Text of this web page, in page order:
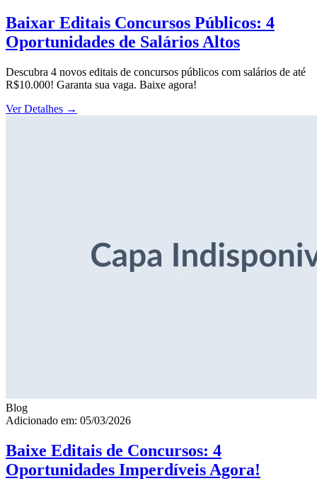
Baixar Editais Concursos Públicos: 4
Oportunidades de Salários Altos
Descubra 4 novos editais de concursos públicos com salários de até
R$10.000! Garanta sua vaga. Baixe agora!
Ver Detalhes →
Blog
Adicionado em: 05/03/2026
Baixe Editais de Concursos: 4
Oportunidades Imperdíveis Agora!